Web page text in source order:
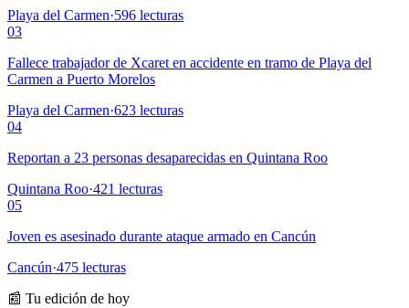
Playa del Carmen·596 lecturas
03
Fallece trabajador de Xcaret en accidente en tramo de Playa del
Carmen a Puerto Morelos
Playa del Carmen·623 lecturas
04
Reportan a 23 personas desaparecidas en Quintana Roo
Quintana Roo·421 lecturas
05
Joven es asesinado durante ataque armado en Cancún
Cancún·475 lecturas
📰 Tu edición de hoy